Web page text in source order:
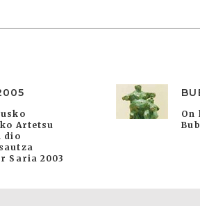
Artetsu
dio
Saria 2003
On